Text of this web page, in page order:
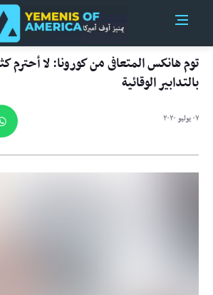
توم هانكس المتعافى من كورونا: لا أحترم
بالتدابير الوقائية
٠٧ يوليو ٢٠٢٠